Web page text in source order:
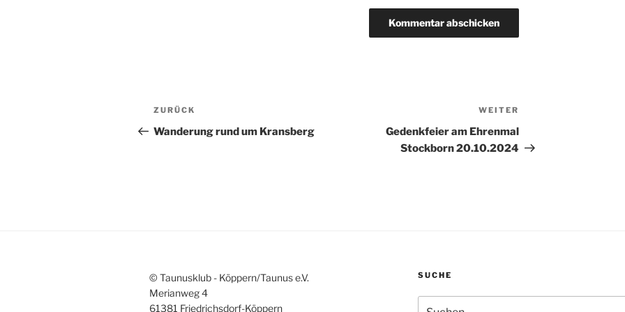
Beitragsnavigation
Vorheriger
Beitrag
ZURÜCK
Wanderung rund um Kransberg
Beitrag
WEITER
Gedenkfeier am Ehrenmal
Stockborn 20.10.2024
© Taunusklub - Köppern/Taunus e.V.
Merianweg 4
61381 Friedrichsdorf-Köppern
SUCHE